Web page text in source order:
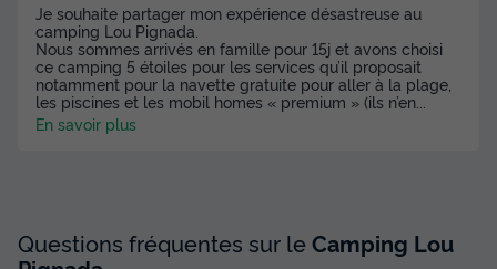
6/8 Pers. | Terrasse surélevée | TV
du19/09/2026au26/09/2026
Meilleur prix pour 7 nuits
Modifier les dates
Je souhaite partager mon expérience désastreuse au
camping Lou Pignada.
Nous sommes arrivés en famille pour 15j et avons choisi
ce camping 5 étoiles pour les services qu’il proposait
notamment pour la navette gratuite pour aller à la plage,
les piscines et les mobil homes « premium » (ils n’en
En savoir plus
Questions fréquentes sur leCamping Lou